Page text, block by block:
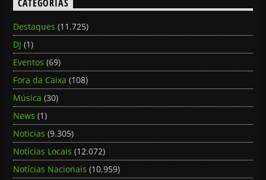
CATEGORIAS
Destaques (11.725)
DJ (1)
Eventos (69)
Fora da Caixa (108)
Música (30)
News (1)
Noticias (9.305)
Notícias Locais (12.072)
Notícias Nacionais (10.959)